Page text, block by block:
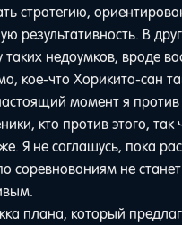
стратегию,
результативность. В
таких недоумков, вроде
кое-что Хорикита-сан
момент я против
кто против этого,
Я не соглашусь, пока
соревнованиям не станет
плана, который